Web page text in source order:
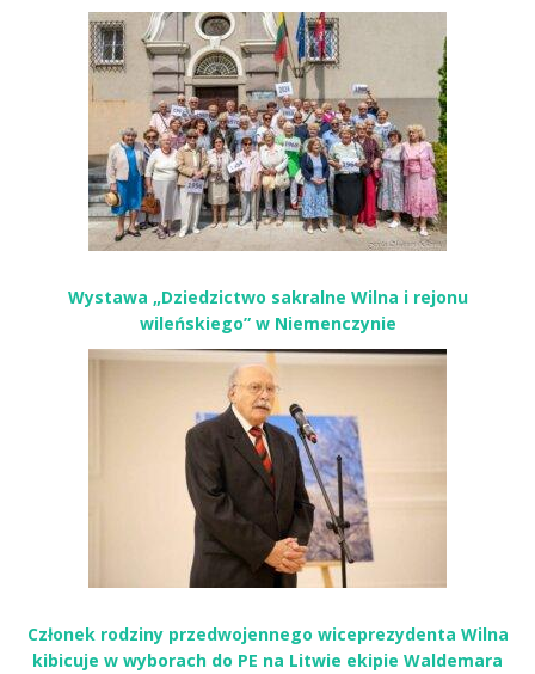
Wystawa „Dziedzictwo sakralne Wilna i rejonu
wileńskiego” w Niemenczynie
Członek rodziny przedwojennego wiceprezydenta Wilna
kibicuje w wyborach do PE na Litwie ekipie Waldemara